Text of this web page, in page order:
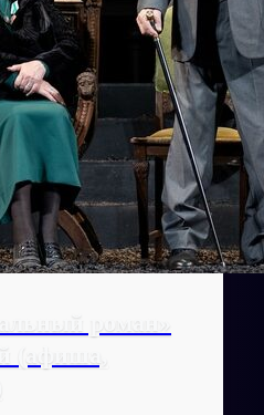
роман»
(афиша,